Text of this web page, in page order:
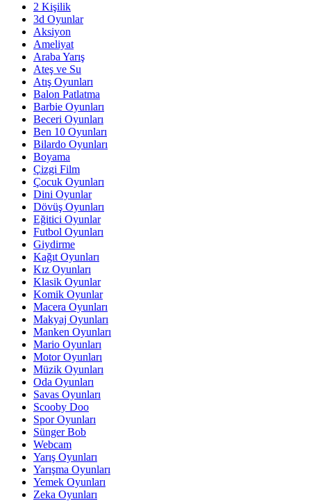
2 Kişilik
3d Oyunlar
Aksiyon
Ameliyat
Araba Yarış
Ateş ve Su
Atış Oyunları
Balon Patlatma
Barbie Oyunları
Beceri Oyunları
Ben 10 Oyunları
Bilardo Oyunları
Boyama
Çizgi Film
Çocuk Oyunları
Dini Oyunlar
Dövüş Oyunları
Eğitici Oyunlar
Futbol Oyunları
Giydirme
Kağıt Oyunları
Kız Oyunları
Klasik Oyunlar
Komik Oyunlar
Macera Oyunları
Makyaj Oyunları
Manken Oyunları
Mario Oyunları
Motor Oyunları
Müzik Oyunları
Oda Oyunları
Savas Oyunları
Scooby Doo
Spor Oyunları
Sünger Bob
Webcam
Yarış Oyunları
Yarışma Oyunları
Yemek Oyunları
Zeka Oyunları